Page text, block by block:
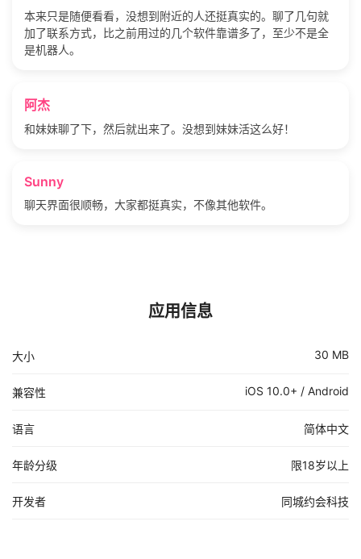
本来只是随便看看，没想到附近的人还挺真实的。聊了几句就
加了联系方式，比之前用过的几个软件靠谱多了，至少不是全
是机器人。
阿杰
和妹妹聊了下，然后就出来了。没想到妹妹活这么好！
Sunny
聊天界面很顺畅，大家都挺真实，不像其他软件。
应用信息
大小 30 MB
兼容性 iOS 10.0+ / Android
语言 简体中文
年龄分级 限18岁以上
开发者 同城约会科技